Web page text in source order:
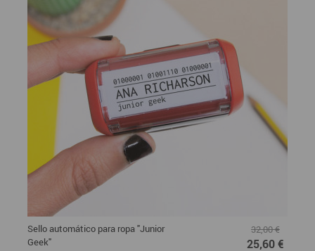
Sello automático para ropa "Junior
Geek"
32,00 €
25,60 €